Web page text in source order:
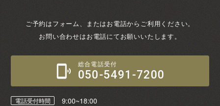
ご予約はフォーム、またはお電話からご利用ください。
お問い合わせはお電話にてお願いいたします。
総合電話受付
050-5491-7200
電話受付時間 9:00~18:00